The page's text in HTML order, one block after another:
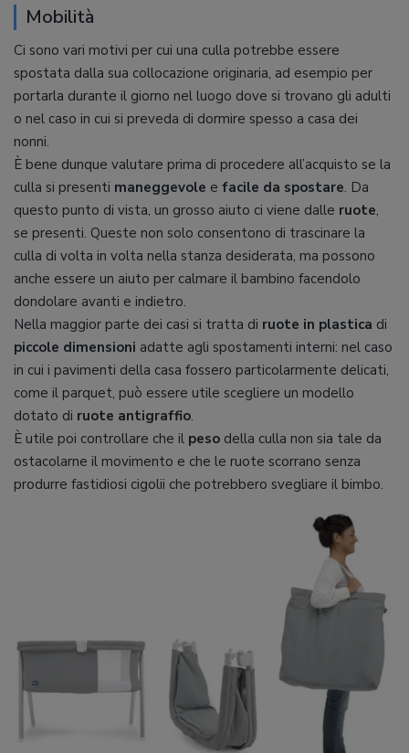
Mobilità
Ci sono vari motivi per cui una culla potrebbe essere
spostata dalla sua collocazione originaria, ad esempio per
portarla durante il giorno nel luogo dove si trovano gli adulti
o nel caso in cui si preveda di dormire spesso a casa dei
nonni.
È bene dunque valutare prima di procedere all’acquisto se la
culla si presenti maneggevole e facile da spostare. Da
questo punto di vista, un grosso aiuto ci viene dalle ruote,
se presenti. Queste non solo consentono di trascinare la
culla di volta in volta nella stanza desiderata, ma possono
anche essere un aiuto per calmare il bambino facendolo
dondolare avanti e indietro.
Nella maggior parte dei casi si tratta di ruote in plastica di
piccole dimensioni adatte agli spostamenti interni: nel caso
in cui i pavimenti della casa fossero particolarmente delicati,
come il parquet, può essere utile scegliere un modello
dotato di ruote antigraffio.
È utile poi controllare che il peso della culla non sia tale da
ostacolarne il movimento e che le ruote scorrano senza
produrre fastidiosi cigolii che potrebbero svegliare il bimbo.